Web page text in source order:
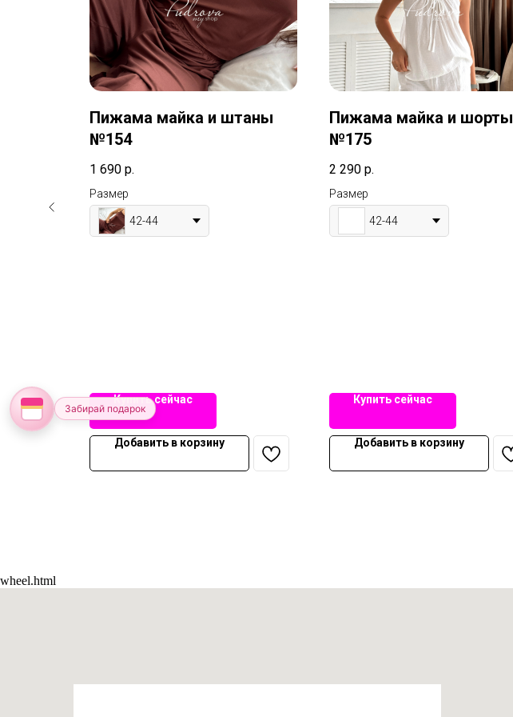
Пижама майка и штаны
№154
1 690 р.
Размер
42-44
Купить сейчас
Добавить в корзину
Пижама майка и шорты
№175
2 290 р.
Размер
42-44
Купить сейчас
Добавить в корзину
wheel.html
Забирай подарок